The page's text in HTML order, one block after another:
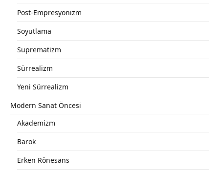
Post-Empresyonizm
Soyutlama
Suprematizm
Sürrealizm
Yeni Sürrealizm
Modern Sanat Öncesi
Akademizm
Barok
Erken Rönesans